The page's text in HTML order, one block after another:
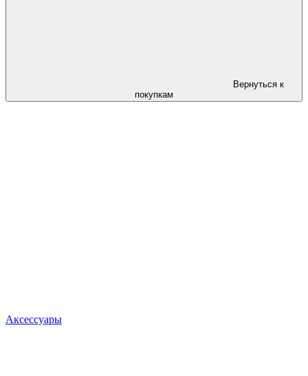
Вернуться к
покупкам
Аксессуары